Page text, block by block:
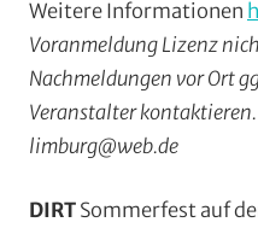
Weitere Informationen
Voranmeldung Lizenz
Nachmeldungen vor Ort
Veranstalter
limburg@web.de
DIRTSommerfest auf